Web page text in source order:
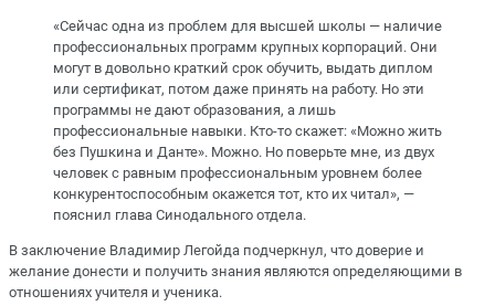
«Сейчас одна из проблем для высшей школы — наличие
профессиональных программ крупных корпораций. Они
могут в довольно краткий срок обучить, выдать диплом
или сертификат, потом даже принять на работу. Но эти
программы не дают образования, а лишь
профессиональные навыки. Кто-то скажет: «Можно жить
без Пушкина и Данте». Можно. Но поверьте мне, из двух
человек с равным профессиональным уровнем более
конкурентоспособным окажется тот, кто их читал», —
пояснил глава Синодального отдела.
В заключение Владимир Легойда подчеркнул, что доверие и
желание донести и получить знания являются определяющими в
отношениях учителя и ученика.